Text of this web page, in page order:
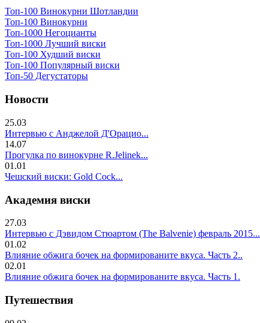
Топ-100 Винокурни Шотландии
Топ-100 Винокурни
Топ-1000 Негоцианты
Топ-1000 Лучший виски
Топ-100 Худший виски
Топ-100 Популярный виски
Топ-50 Дегустаторы
Новости
25.03
Интервью с Анджелой Д'Орацио...
14.07
Прогулка по винокурне R.Jelinek...
01.01
Чешский виски: Gold Cock...
Академия виски
27.03
Интервью с Дэвидом Стюартом (The Balvenie) февраль 2015...
01.02
Влияние обжига бочек на формированите вкуса. Часть 2..
02.01
Влияние обжига бочек на формированите вкуса. Часть 1.
Путешествия